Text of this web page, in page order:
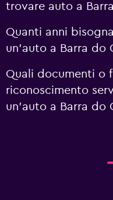
trovare auto a
Quanti anni
un'auto a Barra do
Quali documenti o
riconoscimento
un'auto a Barra do